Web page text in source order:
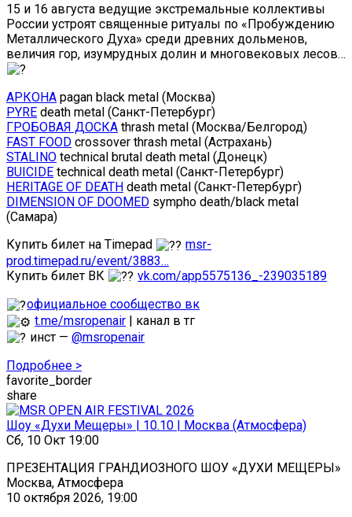
15 и 16 августа ведущие экстремальные коллективы
России устроят священные ритуалы по «Пробуждению
Металлического Духа» среди древних дольменов,
величия гор, изумрудных долин и многовековых лесов…
АРКОНА pagan black metal (Москва)
PYRE death metal (Санкт-Петербург)
ГРОБОВАЯ ДОСКА thrash metal (Москва/Белгород)
FAST FOOD crossover thrash metal (Астрахань)
STALINO technical brutal death metal (Донецк)
BUICIDE technical death metal (Санкт-Петербург)
HERITAGE OF DEATH death metal (Санкт-Петербург)
DIMENSION OF DOOMED sympho death/black metal
(Самара)
Купить билет на Timepad
msr-
prod.timepad.ru/event/3883…
Купить билет ВК
vk.com/app5575136_-239035189
официальное сообщество вк
t.me/msropenair | канал в тг
инст —@msropenair
Подробнее >
favorite_border
share
Шоу «Духи Мещеры» | 10.10 | Москва (Атмосфера)
Сб, 10 Окт 19:00
ПРЕЗЕНТАЦИЯ ГРАНДИОЗНОГО ШОУ «ДУХИ МЕЩЕРЫ»
Москва, Атмосфера
10 октября 2026, 19:00